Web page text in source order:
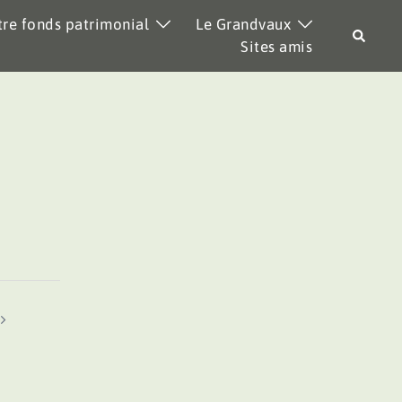
fonds patrimonial
Le Grandvaux
Sites amis